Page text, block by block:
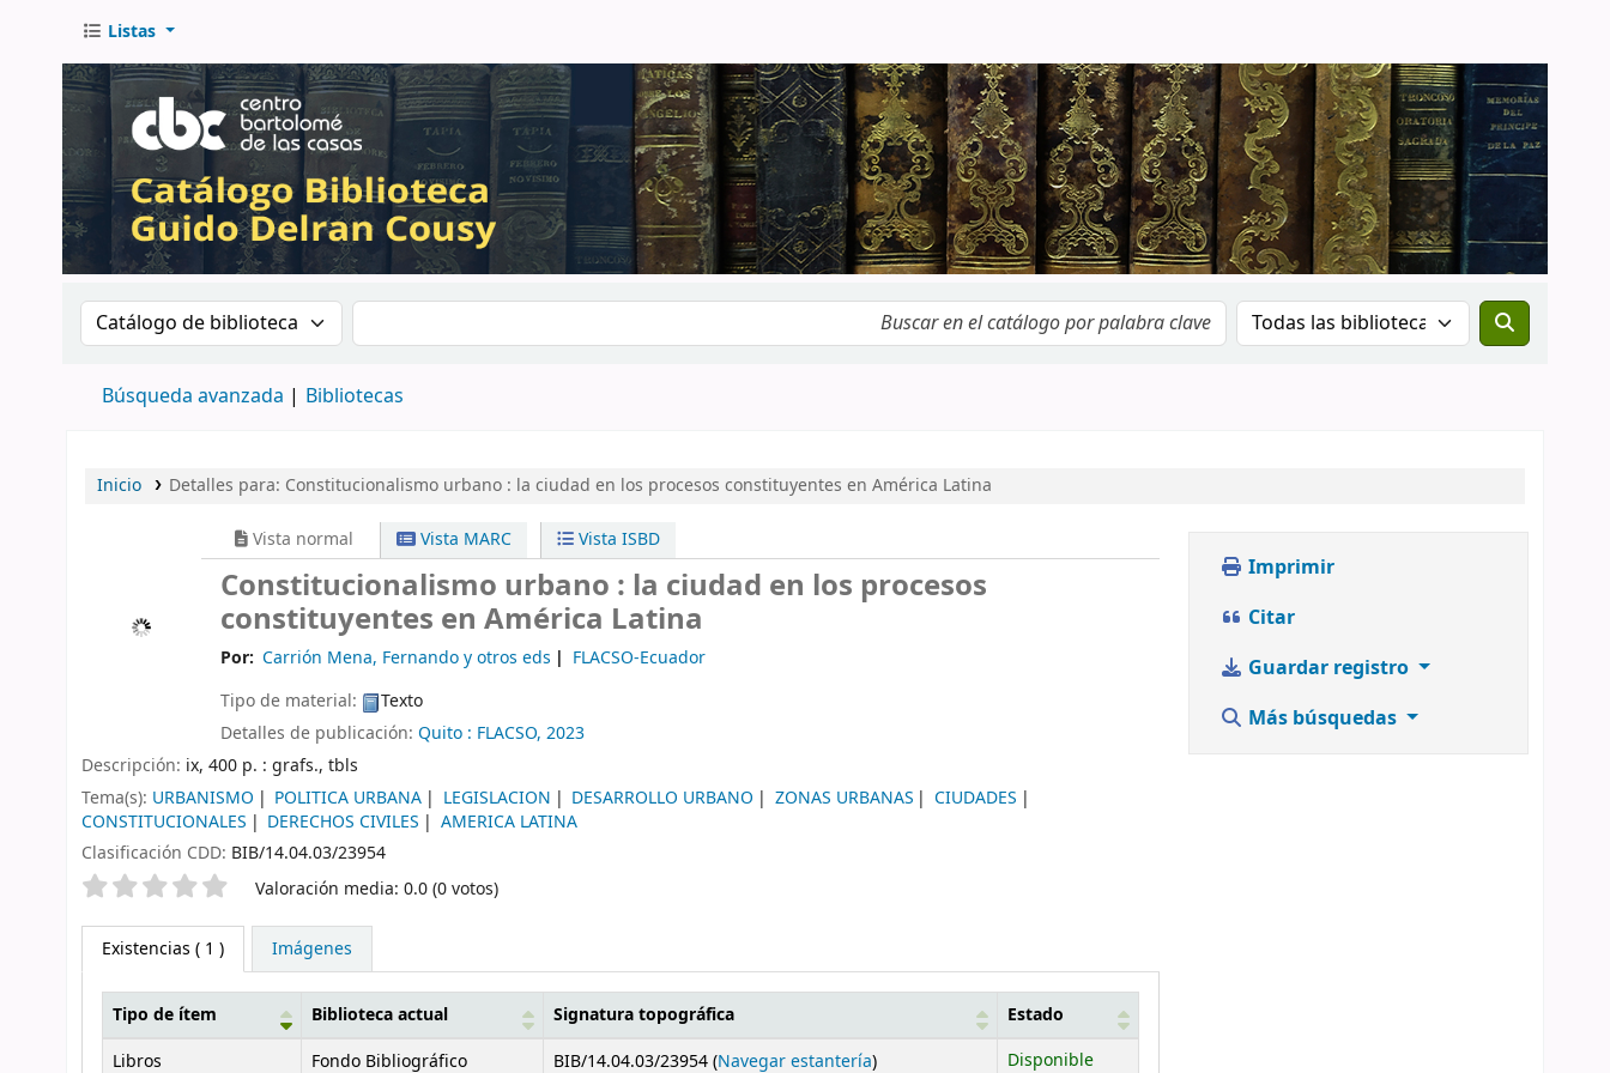
Listas
Buscar en el catálogo por:Buscar en el catálogo por palabra clave
Búsqueda avanzada Bibliotecas
Inicio Detalles para: Constitucionalismo urbano : la ciudad en los procesos constituyentes en América Latina
Vista normal Vista MARC Vista ISBD
Constitucionalismo urbano : la ciudad en los procesos
constituyentes en América Latina
Por: Carrión Mena, Fernando y otros eds
FLACSO-Ecuador
Tipo de material:
Texto
Detalles de publicación: Quito : FLACSO, 2023
Descripción: ix, 400 p. : grafs., tbls
Tema(s): URBANISMO POLITICA URBANA LEGISLACION DESARROLLO URBANO ZONAS URBANAS
CIUDADES
CONSTITUCIONALES
DERECHOS CIVILES
AMERICA LATINA
Clasificación CDD: BIB/14.04.03/23954
Valoración Valoración media: 0.0 (0 votos)
Existencias ( 1 ) Imágenes
Existencias
Tipo de ítem Biblioteca actual Signatura topográfica
Estado
Libros
Fondo Bibliográfico BIB/14.04.03/23954 (Navegar estantería(Abre debajo)
) Disponible
Imprimir
Citar
Guardar registro
Más búsquedas